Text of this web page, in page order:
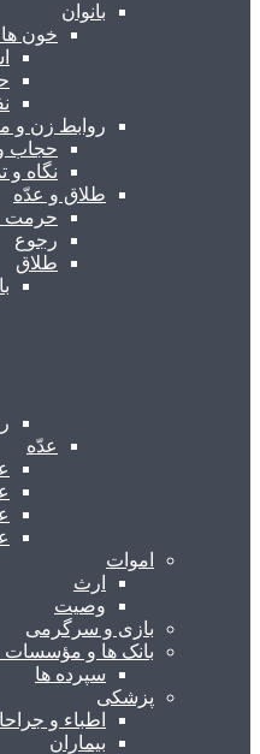
بانوان
خون های
روابط زن و
حجاب
نگاه و
طلاق و عدّه
حرمت
رجوع
طلاق
عدّه
اموات
ارث
وصیت
بازی و سرگرمی
بانک ها و مؤسسات
سپرده ها
پزشکی
اطباء و
بیماران